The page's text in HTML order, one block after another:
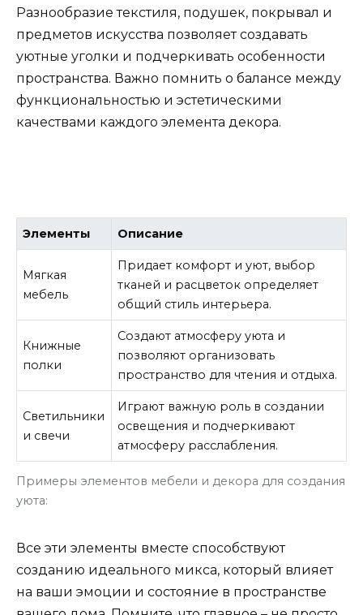
Разнообразие текстиля, подушек, покрывал и
предметов искусства позволяет создавать
уютные уголки и подчеркивать особенности
пространства. Важно помнить о балансе между
функциональностью и эстетическими
качествами каждого элемента декора.
Примеры элементов мебели и декора для создания
уюта:
Элементы Описание
Мягкая
мебель
Придает комфорт и уют, выбор
тканей и расцветок определяет
общий стиль интерьера.
Книжные
полки
Создают атмосферу уюта и
позволяют организовать
пространство для чтения и отдыха.
Светильники
и свечи
Играют важную роль в создании
освещения и подчеркивают
атмосферу расслабления.
Все эти элементы вместе способствуют
созданию идеального микса, который влияет
на ваши эмоции и состояние в пространстве